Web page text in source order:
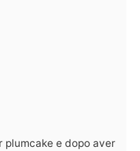
plumcake e dopo aver